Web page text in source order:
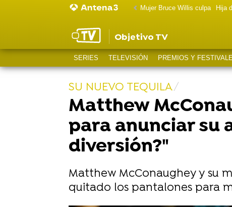
Mujer Bruce Willis culpa Hija
Objetivo TV
SERIES TELEVISIÓN PREMIOS Y
SU NUEVO TEQUILA
Matthew
para anunciar su
diversión?"
Matthew McConaughey y su
quitado los pantalones para